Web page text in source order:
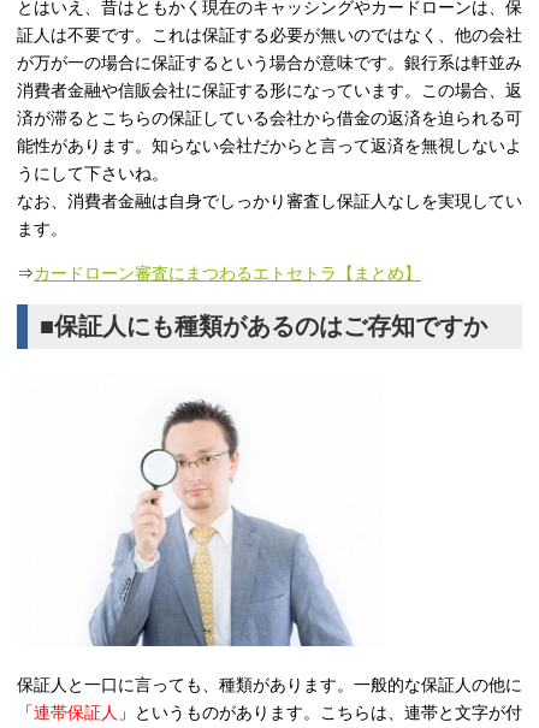
とはいえ、昔はともかく現在のキャッシングやカードローンは、保
証人は不要です。これは保証する必要が無いのではなく、他の会社
が万が一の場合に保証するという場合が意味です。銀行系は軒並み
消費者金融や信販会社に保証する形になっています。この場合、返
済が滞るとこちらの保証している会社から借金の返済を迫られる可
能性があります。知らない会社だからと言って返済を無視しないよ
うにして下さいね。
なお、消費者金融は自身でしっかり審査し保証人なしを実現してい
ます。
⇒カードローン審査にまつわるエトセトラ【まとめ】
■保証人にも種類があるのはご存知ですか
保証人と一口に言っても、種類があります。一般的な保証人の他に
「連帯保証人 」というものがあります。こちらは、連帯と文字が付